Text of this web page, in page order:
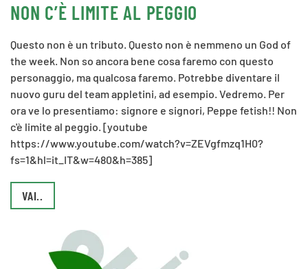
NON C’È LIMITE AL PEGGIO
Questo non è un tributo. Questo non è nemmeno un God of
the week. Non so ancora bene cosa faremo con questo
personaggio, ma qualcosa faremo. Potrebbe diventare il
nuovo guru del team appletini, ad esempio. Vedremo. Per
ora ve lo presentiamo: signore e signori, Peppe fetish!! Non
c'è limite al peggio. [youtube
https://www.youtube.com/watch?v=ZEVgfmzq1H0?
fs=1&hl=it_IT&w=480&h=385]
VAI..